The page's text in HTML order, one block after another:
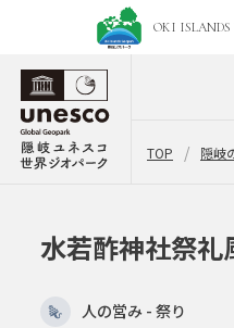
OKI ISLANDS
TOP 隠岐
水若酢神社祭礼
人の営み - 祭り